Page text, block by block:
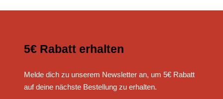
5€ Rabatt erhalten
Melde dich zu unserem Newsletter an, um 5€ Rabatt
auf deine nächste Bestellung zu erhalten.